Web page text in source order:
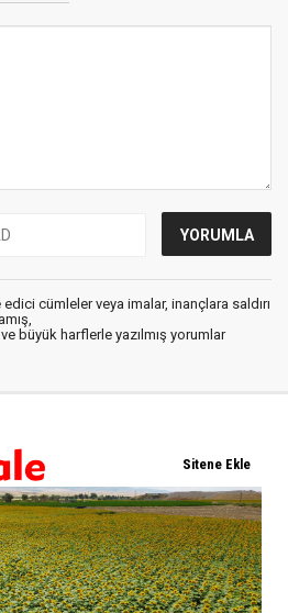
cümleler veya imalar, inançlara saldırı
büyük harflerle yazılmış yorumlar